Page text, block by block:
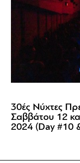
30ές Νύχτες
Σαββάτου 12
2024 (Day #10